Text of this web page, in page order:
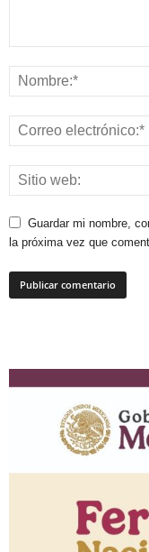
Guardar mi nombre,
la próxima vez que